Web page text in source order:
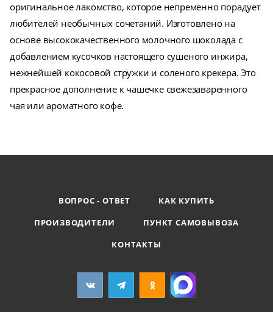
оригинальное лакомство, которое непременно порадует
любителей необычных сочетаний. Изготовлено на
основе высококачественного молочного шоколада с
добавлением кусочков настоящего сушеного инжира,
нежнейшей кокосовой стружки и соленого крекера. Это
прекрасное дополнение к чашечке свежезаваренного
чая или ароматного кофе.
ВОПРОС - ОТВЕТ
КАК КУПИТЬ
ПРОИЗВОДИТЕЛИ
ПУНКТ САМОВЫВОЗА
КОНТАКТЫ